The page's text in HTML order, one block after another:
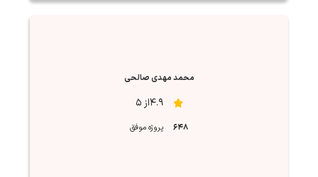
محمد مهدی صالحی
4.9از 5
648 پروژه موفق